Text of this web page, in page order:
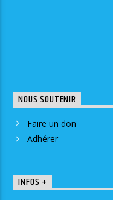
NOUS SOUTENIR
Faire un don
Adhérer
INFOS +